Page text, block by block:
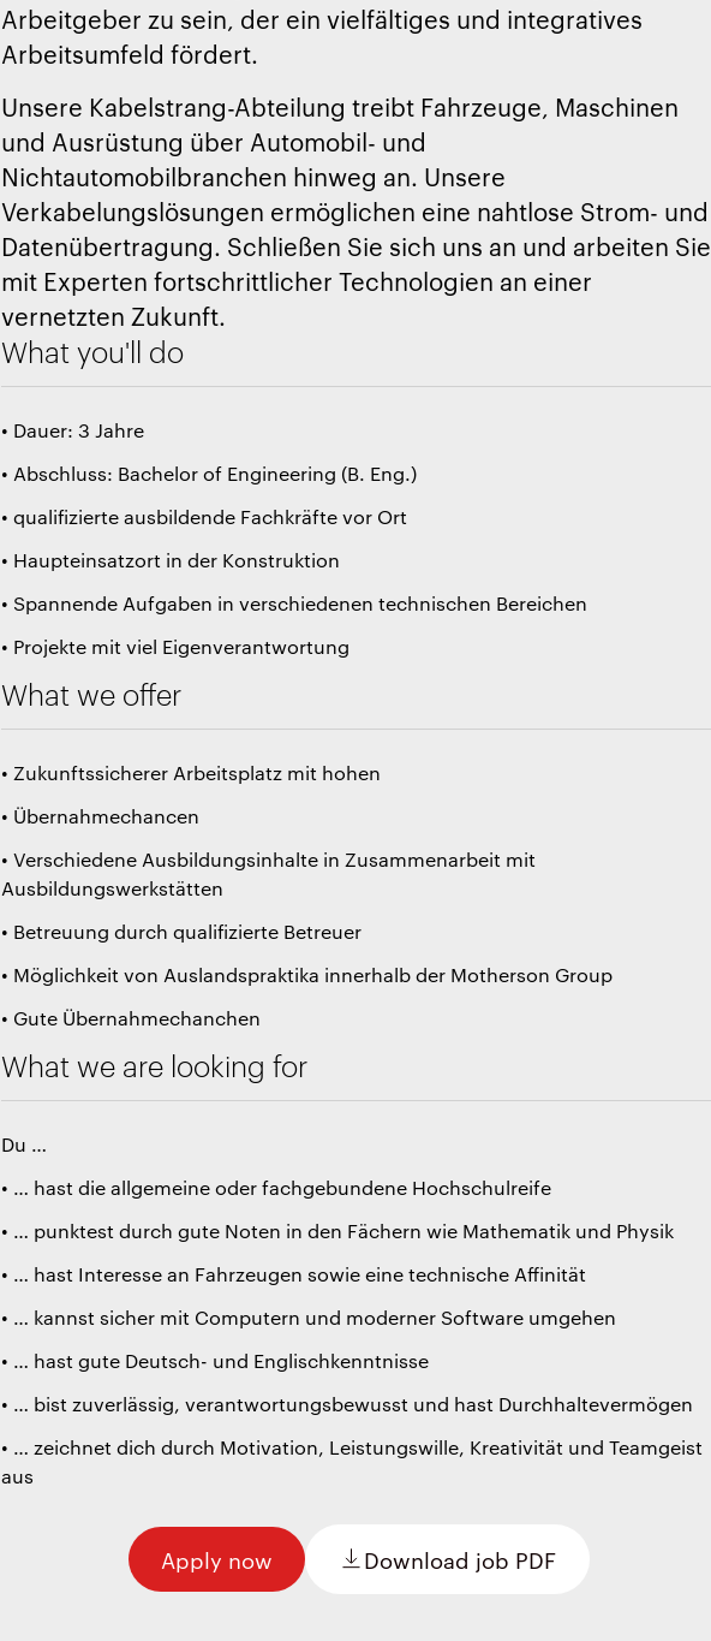
Arbeitgeber zu sein, der ein vielfältiges und integratives
Arbeitsumfeld fördert.
Unsere Kabelstrang-Abteilung treibt Fahrzeuge, Maschinen
und Ausrüstung über Automobil- und
Nichtautomobilbranchen hinweg an. Unsere
Verkabelungslösungen ermöglichen eine nahtlose Strom- und
Datenübertragung. Schließen Sie sich uns an und arbeiten Sie
mit Experten fortschrittlicher Technologien an einer
vernetzten Zukunft.
What you'll do
• Dauer: 3 Jahre
• Abschluss: Bachelor of Engineering (B. Eng.)
• qualifizierte ausbildende Fachkräfte vor Ort
• Haupteinsatzort in der Konstruktion
• Spannende Aufgaben in verschiedenen technischen Bereichen
• Projekte mit viel Eigenverantwortung
What we offer
• Zukunftssicherer Arbeitsplatz mit hohen
• Übernahmechancen
• Verschiedene Ausbildungsinhalte in Zusammenarbeit mit
Ausbildungswerkstätten
• Betreuung durch qualifizierte Betreuer
• Möglichkeit von Auslandspraktika innerhalb der Motherson Group
• Gute Übernahmechanchen
What we are looking for
Du …
• … hast die allgemeine oder fachgebundene Hochschulreife
• … punktest durch gute Noten in den Fächern wie Mathematik und Physik
• … hast Interesse an Fahrzeugen sowie eine technische Affinität
• … kannst sicher mit Computern und moderner Software umgehen
• … hast gute Deutsch- und Englischkenntnisse
• … bist zuverlässig, verantwortungsbewusst und hast Durchhaltevermögen
• … zeichnet dich durch Motivation, Leistungswille, Kreativität und Teamgeist
aus
Apply now Download job PDF